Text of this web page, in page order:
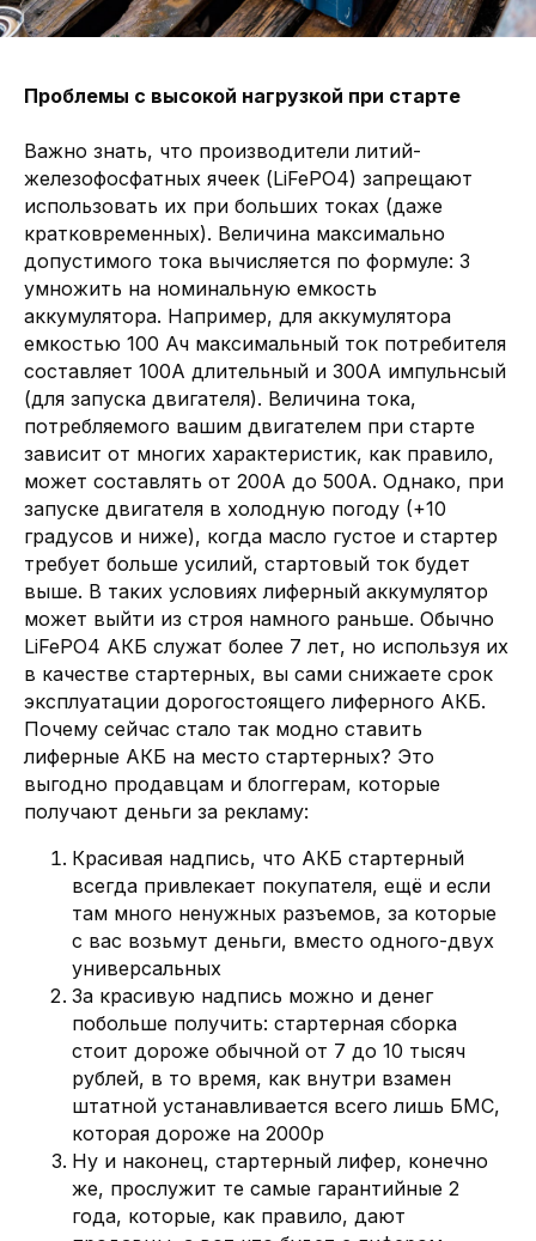
Проблемы с высокой нагрузкой при старте
Важно знать, что производители литий-
железофосфатных ячеек (LiFePO4) запрещают
использовать их при больших токах (даже
кратковременных). Величина максимально
допустимого тока вычисляется по формуле: 3
умножить на номинальную емкость
аккумулятора. Например, для аккумулятора
емкостью 100 Ач максимальный ток потребителя
составляет 100А длительный и 300А импульнсый
(для запуска двигателя). Величина тока,
потребляемого вашим двигателем при старте
зависит от многих характеристик, как правило,
может составлять от 200А до 500А. Однако, при
запуске двигателя в холодную погоду (+10
градусов и ниже), когда масло густое и стартер
требует больше усилий, стартовый ток будет
выше. В таких условиях лиферный аккумулятор
может выйти из строя намного раньше. Обычно
LiFePO4 АКБ служат более 7 лет, но используя их
в качестве стартерных, вы сами снижаете срок
эксплуатации дорогостоящего лиферного АКБ.
Почему сейчас стало так модно ставить
лиферные АКБ на место стартерных? Это
выгодно продавцам и блоггерам, которые
получают деньги за рекламу:
Красивая надпись, что АКБ стартерный
всегда привлекает покупателя, ещё и если
там много ненужных разъемов, за которые
с вас возьмут деньги, вместо одного-двух
универсальных
За красивую надпись можно и денег
побольше получить: стартерная сборка
стоит дороже обычной от 7 до 10 тысяч
рублей, в то время, как внутри взамен
штатной устанавливается всего лишь БМС,
которая дороже на 2000р
Ну и наконец, стартерный лифер, конечно
же, прослужит те самые гарантийные 2
года, которые, как правило, дают